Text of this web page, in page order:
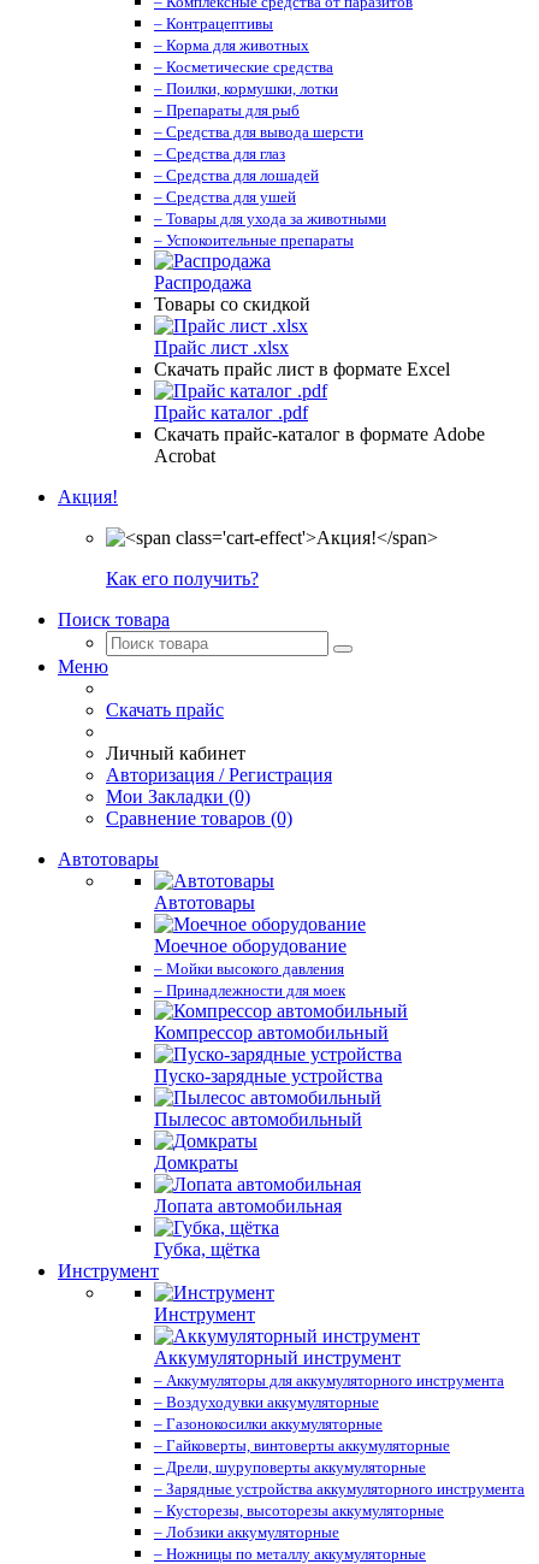
– Контрацептивы
– Корма для животных
– Косметические средства
– Поилки, кормушки, лотки
– Препараты для рыб
– Средства для вывода шерсти
– Средства для глаз
– Средства для лошадей
– Средства для ушей
– Товары для ухода за животными
– Успокоительные препараты
Распродажа
Товары со скидкой
Прайс лист .xlsx
Скачать прайс лист в формате Excel
Прайс каталог .pdf
Скачать прайс-каталог в формате Adobe
Acrobat
Акция!
Как его получить?
Поиск товара
Меню
Скачать прайс
Личный кабинет
Авторизация / Регистрация
Мои Закладки (0)
Сравнение товаров (0)
Автотовары
Автотовары
Моечное оборудование
– Мойки высокого давления
– Принадлежности для моек
Компрессор автомобильный
Пуско-зарядные устройства
Пылесос автомобильный
Домкраты
Лопата автомобильная
Губка, щётка
Инструмент
Инструмент
Аккумуляторный инструмент
– Аккумуляторы для аккумуляторного инструмента
– Воздуходувки аккумуляторные
– Газонокосилки аккумуляторные
– Гайковерты, винтоверты аккумуляторные
– Дрели, шуруповерты аккумуляторные
– Зарядные устройства аккумуляторного инструмента
– Кусторезы, высоторезы аккумуляторные
– Лобзики аккумуляторные
– Ножницы по металлу аккумуляторные